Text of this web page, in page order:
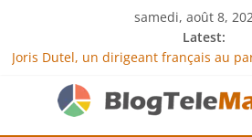
samedi, août 8,
Latest:
Joris Dutel, un dirigeant français au
Agria Assurance Animaux : comment
démarque-t-elle de la concurrence ?